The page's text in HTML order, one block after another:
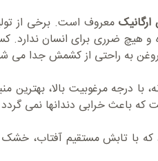
معروف است. برخی از
و هیچ ضرری برای انسان
روغن به راحتی از کشمش جدا می
باعث خرابی دندانها نمی گردد
که با تابش مستقیم آفتاب،